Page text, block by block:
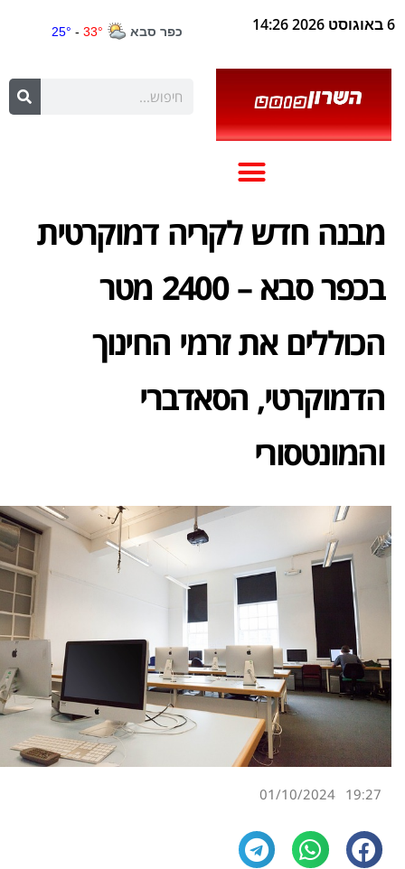
6 באוגוסט 2026 14:26
מבנה חדש לקריה דמוקרטית
בכפר סבא – 2400 מטר
הכוללים את זרמי החינוך
הדמוקרטי, הסאדברי
והמונטסורי
19:27
01/10/2024